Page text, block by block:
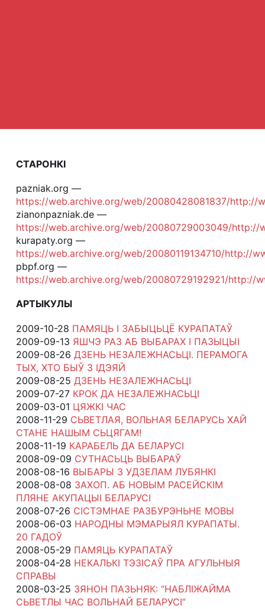
СТАРОНКІ
pazniak.org —
https://web.archive.org/web/20080428081837/http://
zianonpazniak.de —
https://web.archive.org/web/20080729003049/http://
kurapaty.org —
https://web.archive.org/web/20080119134710/http://
pbpf.org —
https://web.archive.org/web/20080729192921/http://
АРТЫКУЛЫ
2009-10-28 ПАМЯЦЬ І ЗАБЫЦЬЦЁ КУРАПАТАЎ
2009-09-13 ЯШЧЭ РАЗ АБ ВЫБАРАХ І ПАЗЫЦЫІ
2009-08-26 ДЗЕНЬ НЕЗАЛЕЖНАСЬЦІ. ПЕРАМОГА
ТЫХ, ХТО БЫЎ З ІДЭЯЙ
2009-08-25 ДЗЕНЬ НЕЗАЛЕЖНАСЬЦІ
2009-07-27 КРОК ДА НЕЗАЛЕЖНАСЬЦІ
2009-03-01 ЦЯЖКІ ЧАС
2008-11-29 СЬВЕТЛАЯ, ВОЛЬНАЯ БЕЛАРУСЬ ХАЙ
СТАНЕ НАШЫМ СЬЦЯГАМ!
2008-11-19 КАРАБЕЛЬ ДА БЕЛАРУСІ
2008-09-09 СУТНАСЬЦЬ ВЫБАРАЎ
2008-08-16 ВЫБАРЫ З УДЗЕЛАМ ЛУБЯНКІ
2008-08-08 ЗАХОП. АБ НОВЫМ РАСЕЙСКІМ
ПЛЯНЕ АКУПАЦЫІ БЕЛАРУСІ
2008-07-26 СІСТЭМНАЕ РАЗБУРЭНЬНЕ МОВЫ
2008-06-03 НАРОДНЫ МЭМАРЫЯЛ КУРАПАТЫ.
20 ГАДОЎ
2008-05-29 ПАМЯЦЬ КУРАПАТАЎ
2008-04-28 НЕКАЛЬКІ ТЭЗІСАЎ ПРА АГУЛЬНЫЯ
СПРАВЫ
2008-03-25 ЗЯНОН ПАЗЬНЯК: “НАБЛІЖАЙМА
СЬВЕТЛЫ ЧАС ВОЛЬНАЙ БЕЛАРУСІ”